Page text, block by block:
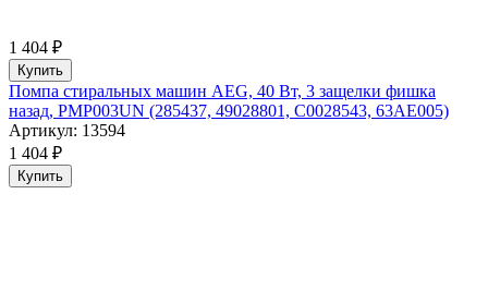
1 404 ₽
Купить
Помпа стиральных машин AEG, 40 Вт, 3 защелки фишка
назад, PMP003UN (285437, 49028801, C0028543, 63AE005)
Артикул: 13594
1 404 ₽
Купить